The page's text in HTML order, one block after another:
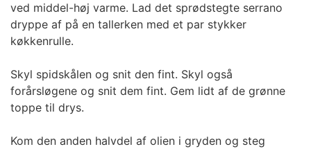
ved middel-høj varme. Lad det sprødstegte serrano
dryppe af på en tallerken med et par stykker
køkkenrulle.
Skyl spidskålen og snit den fint. Skyl også
forårsløgene og snit dem fint. Gem lidt af de grønne
toppe til drys.
Kom den anden halvdel af olien i gryden og steg